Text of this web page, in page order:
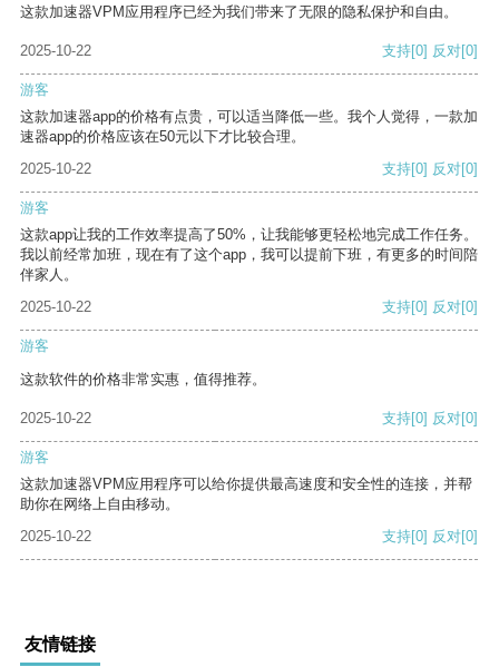
这款加速器VPM应用程序已经为我们带来了无限的隐私保护和自由。
2025-10-22 支持[0] 反对[0]
游客
这款加速器app的价格有点贵，可以适当降低一些。我个人觉得，一款加
速器app的价格应该在50元以下才比较合理。
2025-10-22
支持[0] 反对[0]
游客
这款app让我的工作效率提高了50%，让我能够更轻松地完成工作任务。
我以前经常加班，现在有了这个app，我可以提前下班，有更多的时间陪
伴家人。
2025-10-22
支持[0] 反对[0]
游客
这款软件的价格非常实惠，值得推荐。
2025-10-22 支持[0] 反对[0]
游客
这款加速器VPM应用程序可以给你提供最高速度和安全性的连接，并帮
助你在网络上自由移动。
2025-10-22
支持[0] 反对[0]
友情链接